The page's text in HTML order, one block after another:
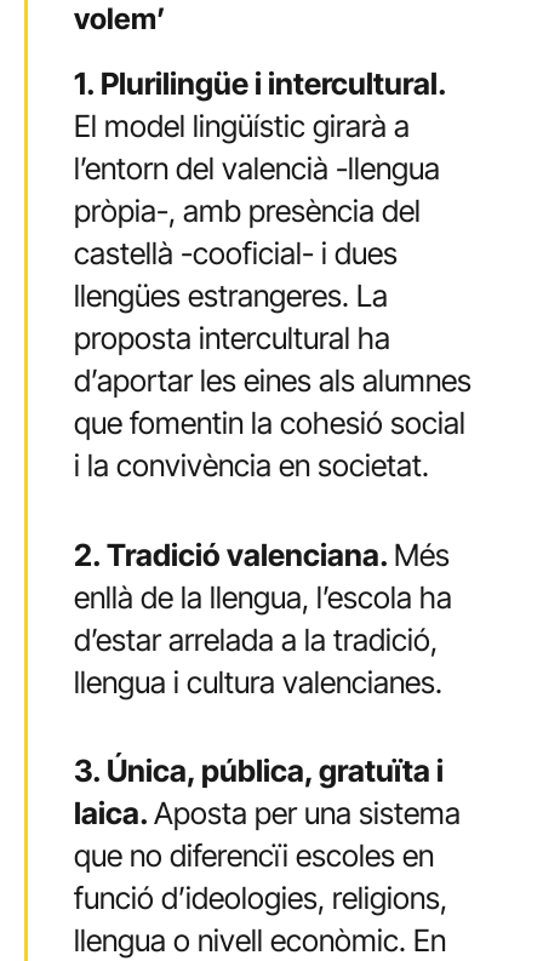
volem’
1. Plurilingüe i intercultural.
El model lingüístic girarà a
l’entorn del valencià -llengua
pròpia-, amb presència del
castellà -cooficial- i dues
llengües estrangeres. La
proposta intercultural ha
d’aportar les eines als alumnes
que fomentin la cohesió social
i la convivència en societat.
2. Tradició valenciana. Més
enllà de la llengua, l’escola ha
d’estar arrelada a la tradició,
llengua i cultura valencianes.
3. Única, pública, gratuïta i
laica. Aposta per una sistema
que no diferencïi escoles en
funció d’ideologies, religions,
llengua o nivell econòmic. En